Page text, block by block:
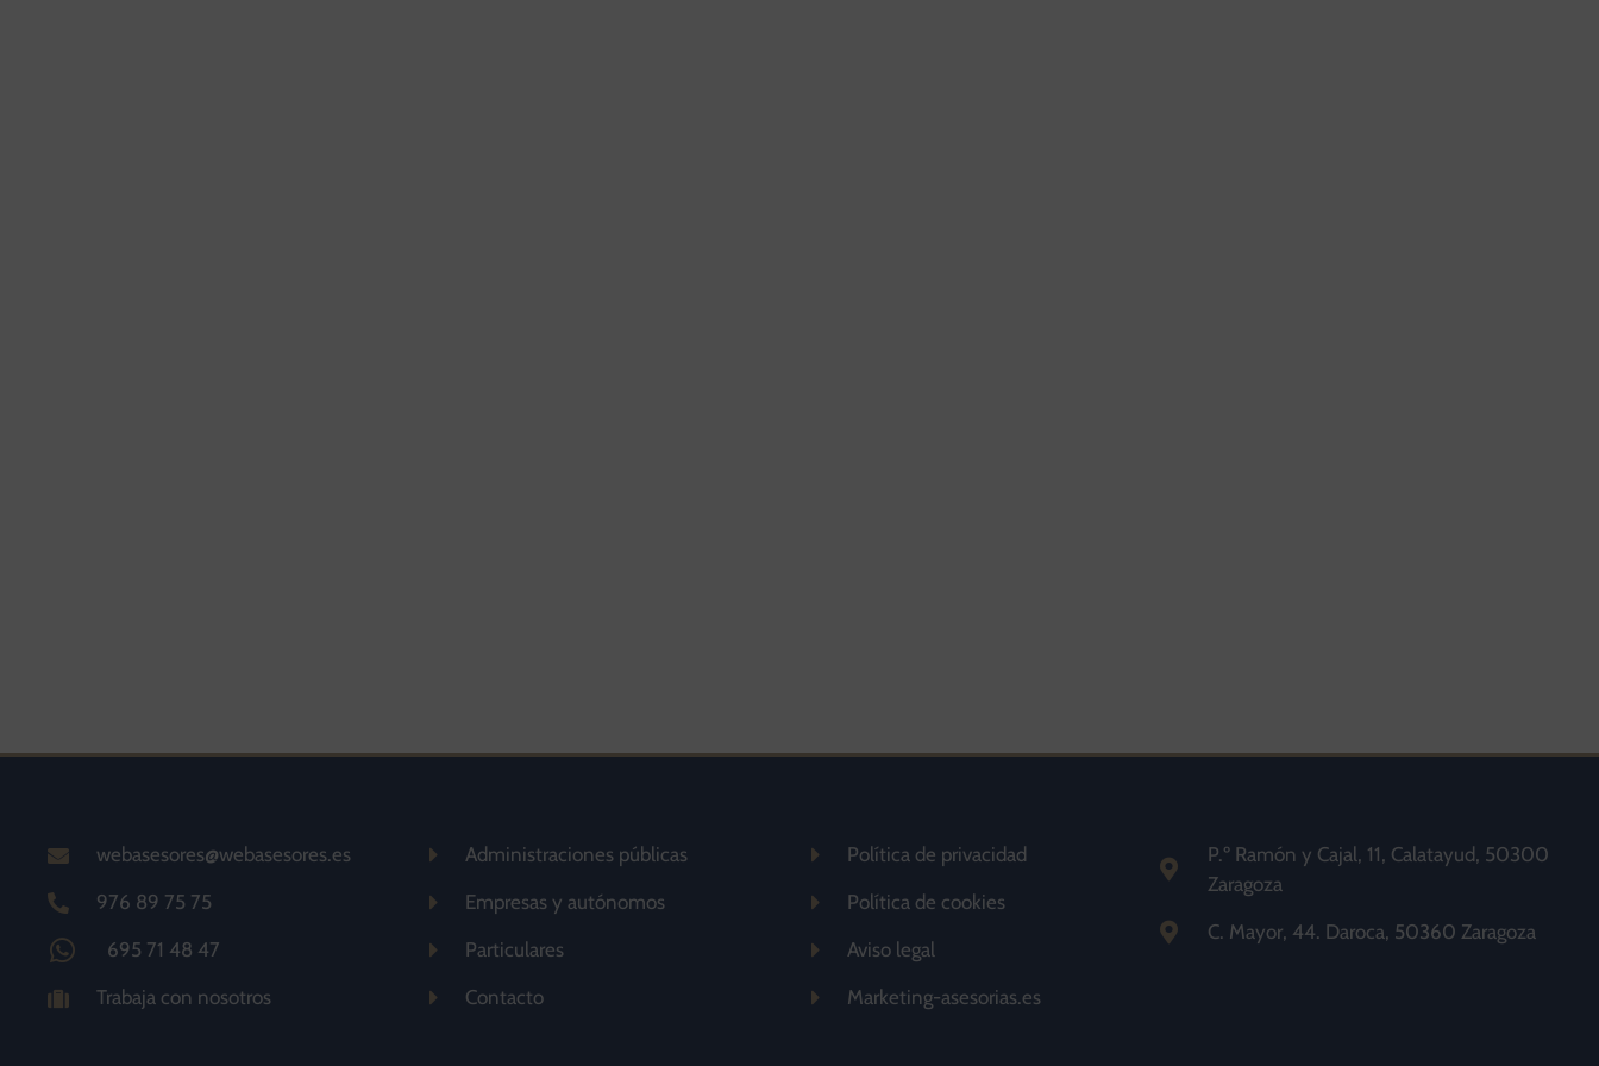
webasesores@webasesores.es
976 89 75 75
695 71 48 47
Trabaja con nosotros
Administraciones públicas
Empresas y autónomos
Particulares
Contacto
Política de privacidad
Política de cookies
Aviso legal
Marketing-asesorias.es
P.º Ramón y Cajal, 11, Calatayud, 50300
Zaragoza
C. Mayor, 44. Daroca, 50360 Zaragoza